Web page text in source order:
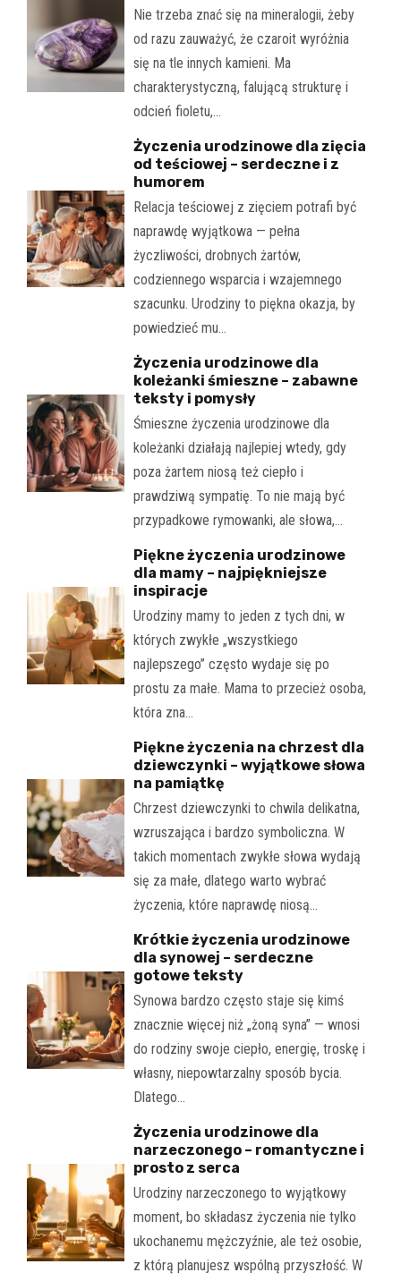
Nie trzeba znać się na mineralogii, żeby
od razu zauważyć, że czaroit wyróżnia
się na tle innych kamieni. Ma
charakterystyczną, falującą strukturę i
odcień fioletu,…
Życzenia urodzinowe dla zięcia
od teściowej – serdeczne i z
humorem
Relacja teściowej z zięciem potrafi być
naprawdę wyjątkowa — pełna
życzliwości, drobnych żartów,
codziennego wsparcia i wzajemnego
szacunku. Urodziny to piękna okazja, by
powiedzieć mu…
Życzenia urodzinowe dla
koleżanki śmieszne – zabawne
teksty i pomysły
Śmieszne życzenia urodzinowe dla
koleżanki działają najlepiej wtedy, gdy
poza żartem niosą też ciepło i
prawdziwą sympatię. To nie mają być
przypadkowe rymowanki, ale słowa,…
Piękne życzenia urodzinowe
dla mamy – najpiękniejsze
inspiracje
Urodziny mamy to jeden z tych dni, w
których zwykłe „wszystkiego
najlepszego” często wydaje się po
prostu za małe. Mama to przecież osoba,
która zna…
Piękne życzenia na chrzest dla
dziewczynki – wyjątkowe słowa
na pamiątkę
Chrzest dziewczynki to chwila delikatna,
wzruszająca i bardzo symboliczna. W
takich momentach zwykłe słowa wydają
się za małe, dlatego warto wybrać
życzenia, które naprawdę niosą…
Krótkie życzenia urodzinowe
dla synowej – serdeczne
gotowe teksty
Synowa bardzo często staje się kimś
znacznie więcej niż „żoną syna” — wnosi
do rodziny swoje ciepło, energię, troskę i
własny, niepowtarzalny sposób bycia.
Dlatego…
Życzenia urodzinowe dla
narzeczonego – romantyczne i
prosto z serca
Urodziny narzeczonego to wyjątkowy
moment, bo składasz życzenia nie tylko
ukochanemu mężczyźnie, ale też osobie,
z którą planujesz wspólną przyszłość. W